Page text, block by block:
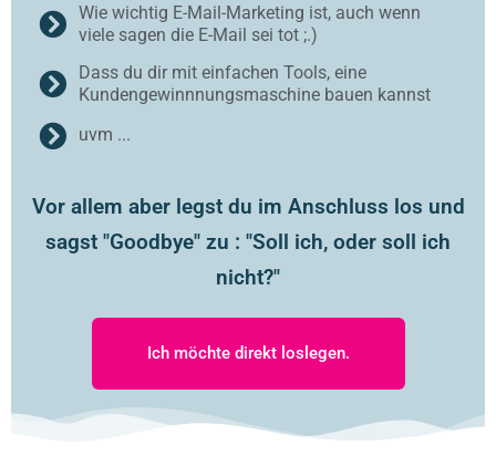
Wie wichtig E-Mail-Marketing ist, auch wenn
viele sagen die E-Mail sei tot ;.)
Dass du dir mit einfachen Tools, eine
Kundengewinnnungsmaschine bauen kannst
uvm ...
Vor allem aber legst du im Anschluss los und
sagst "Goodbye" zu : "Soll ich, oder soll ich
nicht?"
Ich möchte direkt loslegen.